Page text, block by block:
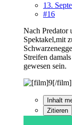
13.
#16
Nach Predator
Spektakel,mit
Streifen
gewesen sein.
Inhalt
Zitieren